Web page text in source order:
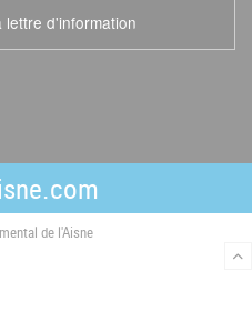
d'information
de l'Aisne